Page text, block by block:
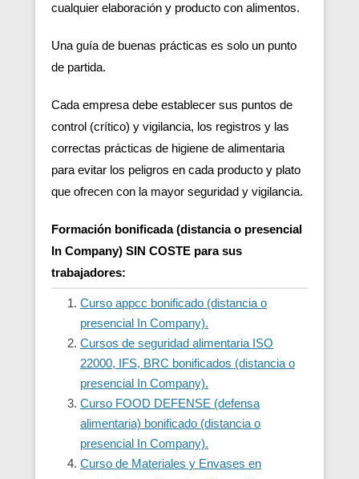
cualquier elaboración y producto con alimentos.
Una guía de buenas prácticas es solo un punto
de partida.
Cada empresa debe establecer sus puntos de
control (crítico) y vigilancia, los registros y las
correctas prácticas de higiene de alimentaria
para evitar los peligros en cada producto y plato
que ofrecen con la mayor seguridad y vigilancia.
Formación bonificada (distancia o presencial
In Company) SIN COSTE para sus
trabajadores:
Curso appcc bonificado (distancia o
presencial In Company).
Cursos de seguridad alimentaria ISO
22000, IFS, BRC bonificados (distancia o
presencial In Company).
Curso FOOD DEFENSE (defensa
alimentaria) bonificado (distancia o
presencial In Company).
Curso de Materiales y Envases en